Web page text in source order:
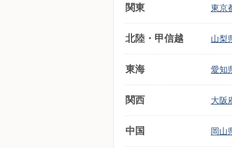
関東 東京
北陸・甲信越 山梨
東海 愛知
関西 大阪
中国 岡山